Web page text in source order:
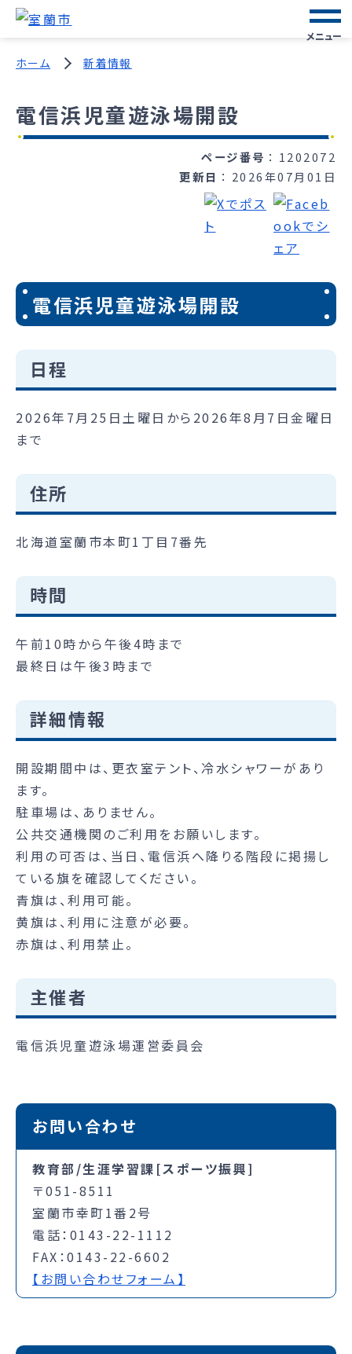
メニュー
ホーム 新着情報
電信浜児童遊泳場開設
ページ番号
1202072
更新日
2026年07月01日
電信浜児童遊泳場開設
日程
2026年7月25日土曜日から2026年8月7日金曜日
まで
住所
北海道室蘭市本町1丁目7番先
時間
午前10時から午後4時まで
最終日は午後3時まで
詳細情報
開設期間中は、更衣室テント、冷水シャワーがあり
ます。
駐車場は、ありません。
公共交通機関のご利用をお願いします。
利用の可否は、当日、電信浜へ降りる階段に掲揚し
ている旗を確認してください。
青旗は、利用可能。
黄旗は、利用に注意が必要。
赤旗は、利用禁止。
主催者
電信浜児童遊泳場運営委員会
お問い合わせ
教育部/生涯学習課[スポーツ振興]
〒051-8511
室蘭市幸町1番2号
電話：0143-22-1112
FAX：0143-22-6602
【お問い合わせフォーム】